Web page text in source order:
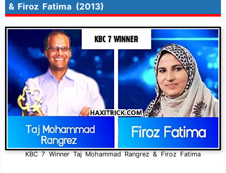
& Firoz Fatima (2013)
KBC 7 Winner Taj Mohammad Rangrez & Firoz Fatima